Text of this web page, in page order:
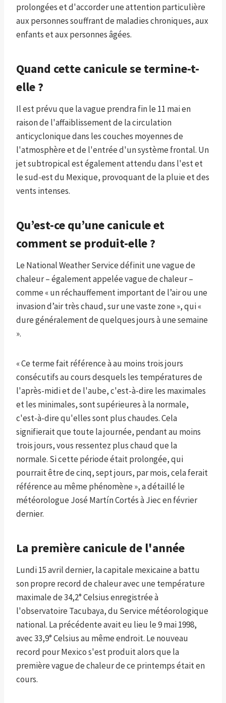
prolongées et d'accorder une attention particulière
aux personnes souffrant de maladies chroniques, aux
enfants et aux personnes âgées.
Quand cette canicule se termine-t-
elle ?
Il est prévu que la vague prendra fin le 11 mai en
raison de l'affaiblissement de la circulation
anticyclonique dans les couches moyennes de
l'atmosphère et de l'entrée d'un système frontal. Un
jet subtropical est également attendu dans l'est et
le sud-est du Mexique, provoquant de la pluie et des
vents intenses.
Qu’est-ce qu’une canicule et
comment se produit-elle ?
Le National Weather Service définit une vague de
chaleur – également appelée vague de chaleur –
comme « un réchauffement important de l’air ou une
invasion d’air très chaud, sur une vaste zone », qui «
dure généralement de quelques jours à une semaine
».
« Ce terme fait référence à au moins trois jours
consécutifs au cours desquels les températures de
l'après-midi et de l'aube, c'est-à-dire les maximales
et les minimales, sont supérieures à la normale,
c'est-à-dire qu'elles sont plus chaudes. Cela
signifierait que toute la journée, pendant au moins
trois jours, vous ressentez plus chaud que la
normale. Si cette période était prolongée, qui
pourrait être de cinq, sept jours, par mois, cela ferait
référence au même phénomène », a détaillé le
météorologue José Martín Cortés à Jiec en février
dernier.
La première canicule de l'année
Lundi 15 avril dernier, la capitale mexicaine a battu
son propre record de chaleur avec une température
maximale de 34,2° Celsius enregistrée à
l'observatoire Tacubaya, du Service météorologique
national. La précédente avait eu lieu le 9 mai 1998,
avec 33,9° Celsius au même endroit. Le nouveau
record pour Mexico s'est produit alors que la
première vague de chaleur de ce printemps était en
cours.